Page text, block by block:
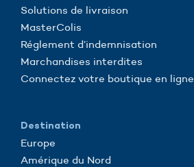
Solutions de livraison
MasterColis
Réglement d’indemnisation
Marchandises interdites
Connectez votre boutique en ligne
Destination
Europe
Amérique du Nord